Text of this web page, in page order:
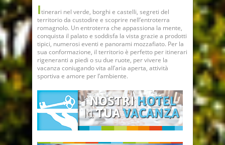
Itinerari nel verde, borghi e castelli, segreti del
territorio da custodire e scoprire nell’entroterra
romagnolo. Un entroterra che appassiona la mente,
conquista il palato e soddisfa la vista grazie a prodotti
tipici, numerosi eventi e panorami mozzafiato. Per la
sua conformazione, il territorio è perfetto per itinerari
rigeneranti a piedi o su due ruote, per vivere la
vacanza coniugando vita all’aria aperta, attività
sportiva e amore per l’ambiente.